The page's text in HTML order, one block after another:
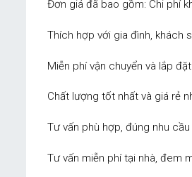
Đơn giá đã bao gồm: Chi phí
Thích hợp với gia đình, khách
Miễn phí vận chuyển và lắp
Chất lượng tốt nhất và giá rẻ
Tư vấn phù hợp, đúng nhu
Tư vấn miễn phí tại nhà, đem